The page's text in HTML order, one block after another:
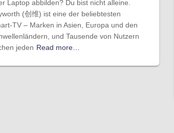
Laptop abbilden? Du bist nicht alleine.
(创维) ist eine der beliebtesten
TV – Marken in Asien, Europa und den
und Tausende von Nutzern
jeden Read more…